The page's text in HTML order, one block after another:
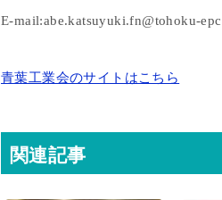
E-mail:abe.katsuyuki.fn@tohoku-
青葉工業会のサイトはこちら
関連記事